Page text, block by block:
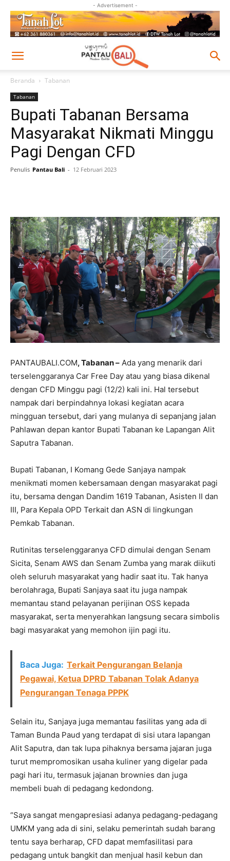
- Advertisement -
Beranda Tabanan
Tabanan
Bupati Tabanan Bersama
Masyarakat Nikmati Minggu
Pagi Dengan CFD
Penulis Pantau Bali - 12 Februari 2023
PANTAUBALI.COM, Tabanan – Ada yang menarik dari
terselenggaranya Car Free Day atau yang biasa dikenal
dengan CFD Minggu pagi (12/2) kali ini. Hal tersebut
nampak dari berpindahnya lokasi kegiatan acara
mingguan tersebut, dari yang mulanya di sepanjang jalan
Pahlawan depan kantor Bupati Tabanan ke Lapangan Alit
Saputra Tabanan.
Bupati Tabanan, I Komang Gede Sanjaya nampak
menikmati momen kebersamaan dengan masyarakat pagi
itu, bersama dengan Dandim 1619 Tabanan, Asisten II dan
III, Para Kepala OPD Terkait dan ASN di lingkungan
Pemkab Tabanan.
Rutinitas terselenggaranya CFD dimulai dengan Senam
Sicita, Senam AWS dan Senam Zumba yang marak diikuti
oleh seluruh masyarakat yang hadir saat itu. Tak hanya
berolahraga, Bupati Sanjaya saat itu juga nampak
memantau stand pelayanan perijinan OSS kepada
masyarakat, serta menyerahkan langsung secara simbolis
bagi masyarakat yang memohon ijin pagi itu.
Baca Juga: Terkait Pengurangan Belanja
Pegawai, Ketua DPRD Tabanan Tolak Adanya
Pengurangan Tenaga PPPK
Selain itu, Sanjaya juga memantau fasilitas yang ada di
Taman Bunda Paud yang terdapat di sisi utara lapangan
Alit Saputra, dan tak lupa pihaknya bersama jajaran juga
turut mempromosikan usaha kuliner yang digelar pada
pagi hari itu, termasuk jajanan brownies dan juga
membeli buah di pedagang kedondong.
“Saya sangat mengapresiasi adanya pedagang-pedagang
UMKM yang ada di sini, selaku pemerintah sudah barang
tentu saya berharap, CFD dapat memfasilitasi para
pedagang untuk bangkit dan menjual hasil kebun dan